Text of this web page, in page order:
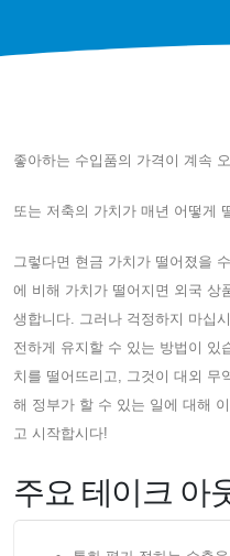
좋아하는 수입품의 가격이 계속
또는 저축의 가치가 매년 어떻게
그렇다면 현금 가치가 떨어졌을
에 비해 가치가 떨어지면 외국 상
생합니다. 그러나 걱정하지 마십
전하게 유지할 수 있는 방법이 있
치를 떨어뜨리고, 그것이 대외 무
해 정부가 할 수 있는 일에 대해
고 시작합시다!
주요 테이크 아